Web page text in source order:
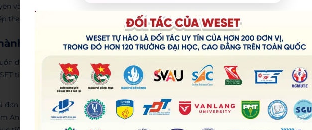
vào tập đoàn các công ty đa quốc gia hoặc theo đuổi các chương trình
thạc sĩ, tiến sĩ tại các trường đại học danh tiếng trên thế giới.
tin cậy trên hành trình học IELTS
động lực cho tất cả các bạn học viên đang theo học tại WESET và đồng
tiếp tục cố gắng hơn nữa để đưa các học viên của mình đến với “bến bờ”
đơn giản là muốn nâng cao trình độ kỹ năng để phục vụ cho mục tiêu nghề
Anh ngữ WESET cam kết sẽ luôn đồng hành cùng bạn trên mọi chặng